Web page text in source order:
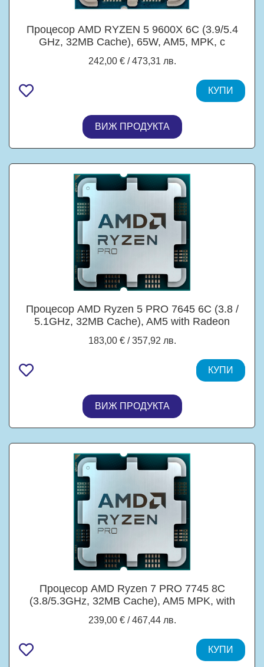
Процесор AMD RYZEN 5 9600X 6C (3.9/5.4
GHz, 32MB Cache), 65W, AM5, MPK, c
242,00 € / 473,31 лв.
КУПИ
ВИЖ ПРОДУКТА
Процесор AMD Ryzen 5 PRO 7645 6C (3.8 /
5.1GHz, 32MB Cache), AM5 with Radeon
183,00 € / 357,92 лв.
КУПИ
ВИЖ ПРОДУКТА
Процесор AMD Ryzen 7 PRO 7745 8C
(3.8/5.3GHz, 32MB Cache), AM5 MPK, with
239,00 € / 467,44 лв.
КУПИ